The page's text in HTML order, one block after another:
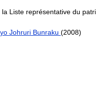
Liste représentative du
Johruri Bunraku (2008)